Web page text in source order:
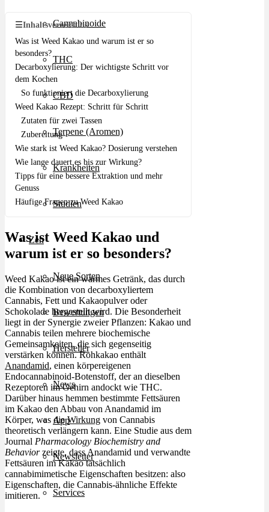
Cannabinoide
THC
CBD
Terpene (Aromen)
Krankheiten
Studien
Zen
Neue Sorten
Bewertungen
Hersteller
News
App
Newsletter
Services
☰Inhaltsverzeichnis
Was ist Weed Kakao und warum ist er so
besonders?
Decarboxylierung: Der wichtigste Schritt vor
dem Kochen
So funktioniert die Decarboxylierung
Weed Kakao Rezept: Schritt für Schritt
Zutaten für zwei Tassen
Zubereitung
Wie stark ist Weed Kakao? Dosierung verstehen
Wie lange dauert es bis zur Wirkung?
Tipps für eine bessere Extraktion und mehr
Genuss
Häufige Fragen zu Weed Kakao
Was ist Weed Kakao und
warum ist er so besonders?
Weed Kakao ist ein warmes Getränk, das durch
die Kombination von decarboxyliertem
Cannabis, Fett und Kakaopulver oder
Schokolade hergestellt wird. Die Besonderheit
liegt in der Synergie zweier Pflanzen: Kakao und
Cannabis teilen mehrere biochemische
Gemeinsamkeiten, die sich gegenseitig
verstärken können. Rohkakao enthält
Anandamid, einen körpereigenen
Endocannabinoid-Botenstoff, der an dieselben
Rezeptoren im Gehirn andockt wie THC.
Darüber hinaus hemmen bestimmte Fettsäuren
im Kakao den Abbau von Anandamid im
Körper, was dieWirkung von Cannabis
theoretisch verlängern kann. Eine Studie aus dem
Journal Pharmacology Biochemistry and
Behaviorzeigte, dass Anandamid und verwandte
Fettsäuren im Kakao tatsächlich
cannabimimetische Eigenschaften besitzen: also
Eigenschaften, die Cannabis-ähnliche Effekte
imitieren.